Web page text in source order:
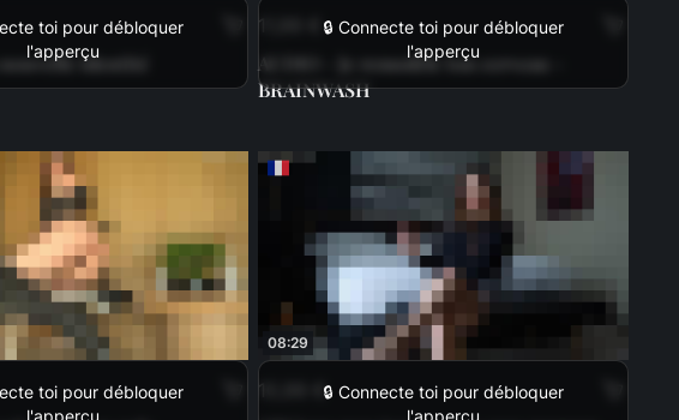
toi pour débloquer
l'apperçuidentité
🔒 Connecte toi pour débloquer
l'apperçu
11,99 €
AUDIO - Je remodèle ton cerveau -
BRAINWASH
toi pour débloquer
08:29
🔒 Connecte toi pour débloquer
10,99 €